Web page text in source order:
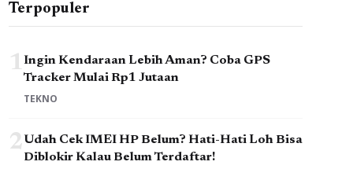
Terpopuler
1Ingin Kendaraan Lebih Aman? Coba GPS
Tracker Mulai Rp1 Jutaan
TEKNO
2Udah Cek IMEI HP Belum? Hati-Hati Loh Bisa
Diblokir Kalau Belum Terdaftar!